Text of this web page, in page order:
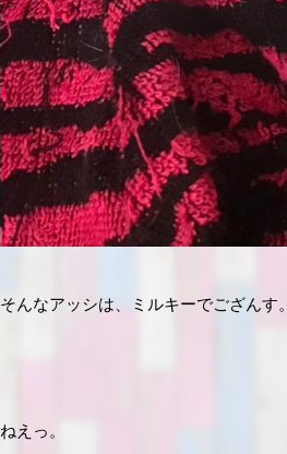
そんなアッシは、ミルキーでござんす。
ねえっ。